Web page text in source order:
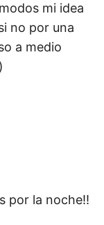
mi idea
no por una
a medio
por la noche!!